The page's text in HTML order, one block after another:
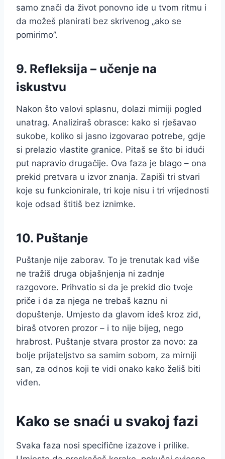
samo znači da život ponovno ide u tvom ritmu i
da možeš planirati bez skrivenog „ako se
pomirimo”.
9. Refleksija – učenje na
iskustvu
Nakon što valovi splasnu, dolazi mirniji pogled
unatrag. Analiziraš obrasce: kako si rješavao
sukobe, koliko si jasno izgovarao potrebe, gdje
si prelazio vlastite granice. Pitaš se što bi idući
put napravio drugačije. Ova faza je blago – ona
prekid pretvara u izvor znanja. Zapiši tri stvari
koje su funkcionirale, tri koje nisu i tri vrijednosti
koje odsad štitiš bez iznimke.
10. Puštanje
Puštanje nije zaborav. To je trenutak kad više
ne tražiš druga objašnjenja ni zadnje
razgovore. Prihvatio si da je prekid dio tvoje
priče i da za njega ne trebaš kaznu ni
dopuštenje. Umjesto da glavom ideš kroz zid,
biraš otvoren prozor – i to nije bijeg, nego
hrabrost. Puštanje stvara prostor za novo: za
bolje prijateljstvo sa samim sobom, za mirniji
san, za odnos koji te vidi onako kako želiš biti
viđen.
Kako se snaći u svakoj fazi
Svaka faza nosi specifične izazove i prilike.